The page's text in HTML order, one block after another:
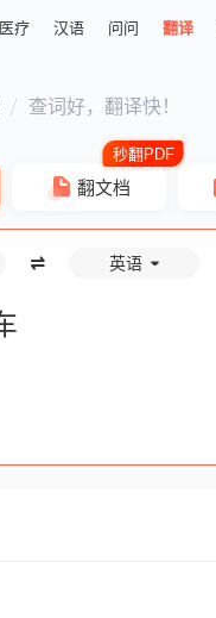
医疗 汉语 问问 翻译
查词好，翻译快！
翻文档
英语